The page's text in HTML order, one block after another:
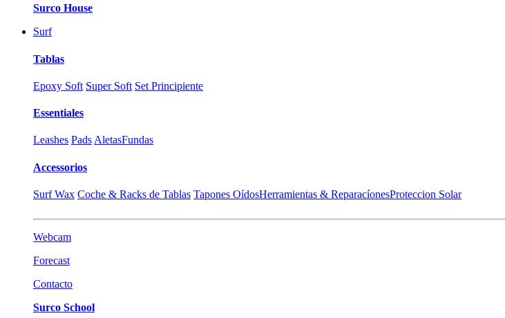
Surco House
Surf
Tablas
Epoxy Soft Super Soft Set Principiente
Essentiales
Leashes Pads AletasFundas
Accessorios
Surf Wax Coche & Racks de Tablas Tapones OídosHerramientas & ReparacíonesProteccion Solar
Webcam
Forecast
Contacto
Surco School